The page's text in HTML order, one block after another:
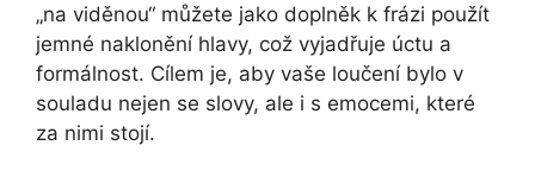
„na viděnou“ můžete jako doplněk k frázi použít
jemné naklonění hlavy, což vyjadřuje úctu a
formálnost. Cílem je, aby vaše loučení bylo v
souladu nejen se slovy, ale i s emocemi, které
za nimi stojí.